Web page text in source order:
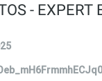
- EXPERT